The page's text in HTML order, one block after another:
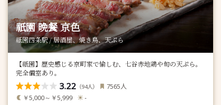
祇園 晩餐 京色
祇園四条駅 / 居酒屋、焼き鳥、天ぷら
【祇園】歴史感じる京町家で愉しむ、七谷赤地鶏や旬の天ぷら。
完全個室あり。
3.22 （94人） 7565人
￥5,000～￥5,999 -